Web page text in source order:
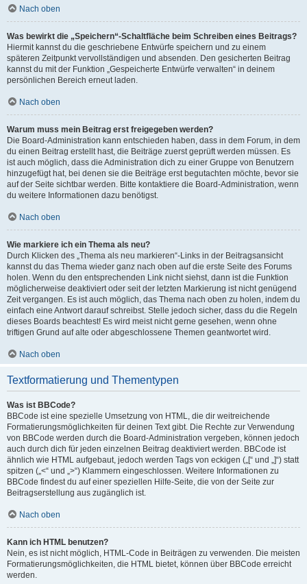
Nach oben
Was bewirkt die „Speichern“-Schaltfläche beim Schreiben eines Beitrags?
Hiermit kannst du die geschriebene Entwürfe speichern und zu einem
späteren Zeitpunkt vervollständigen und absenden. Den gesicherten Beitrag
kannst du mit der Funktion „Gespeicherte Entwürfe verwalten“ in deinem
persönlichen Bereich erneut laden.
Nach oben
Warum muss mein Beitrag erst freigegeben werden?
Die Board-Administration kann entschieden haben, dass in dem Forum, in dem
du einen Beitrag erstellt hast, die Beiträge zuerst geprüft werden müssen. Es
ist auch möglich, dass die Administration dich zu einer Gruppe von Benutzern
hinzugefügt hat, bei denen sie die Beiträge erst begutachten möchte, bevor sie
auf der Seite sichtbar werden. Bitte kontaktiere die Board-Administration, wenn
du weitere Informationen dazu benötigst.
Nach oben
Wie markiere ich ein Thema als neu?
Durch Klicken des „Thema als neu markieren“-Links in der Beitragsansicht
kannst du das Thema wieder ganz nach oben auf die erste Seite des Forums
holen. Wenn du den entsprechenden Link nicht siehst, dann ist die Funktion
möglicherweise deaktiviert oder seit der letzten Markierung ist nicht genügend
Zeit vergangen. Es ist auch möglich, das Thema nach oben zu holen, indem du
einfach eine Antwort darauf schreibst. Stelle jedoch sicher, dass du die Regeln
dieses Boards beachtest! Es wird meist nicht gerne gesehen, wenn ohne
triftigen Grund auf alte oder abgeschlossene Themen geantwortet wird.
Nach oben
Textformatierung und Thementypen
Was ist BBCode?
BBCode ist eine spezielle Umsetzung von HTML, die dir weitreichende
Formatierungsmöglichkeiten für deinen Text gibt. Die Rechte zur Verwendung
von BBCode werden durch die Board-Administration vergeben, können jedoch
auch durch dich für jeden einzelnen Beitrag deaktiviert werden. BBCode ist
ähnlich wie HTML aufgebaut, jedoch werden Tags von eckigen („[“ und „]“) statt
spitzen („<“ und „>“) Klammern eingeschlossen. Weitere Informationen zu
BBCode findest du auf einer speziellen Hilfe-Seite, die von der Seite zur
Beitragserstellung aus zugänglich ist.
Nach oben
Kann ich HTML benutzen?
Nein, es ist nicht möglich, HTML-Code in Beiträgen zu verwenden. Die meisten
Formatierungsmöglichkeiten, die HTML bietet, können über BBCode erreicht
werden.